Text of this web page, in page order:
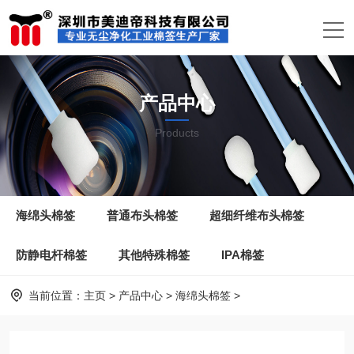
产品中心
Products
海绵头棉签 普通布头棉签 超细纤维布头棉签
防静电杆棉签 其他特殊棉签 IPA棉签
当前位置： 主页 > 产品中心 > 海绵头棉签 >